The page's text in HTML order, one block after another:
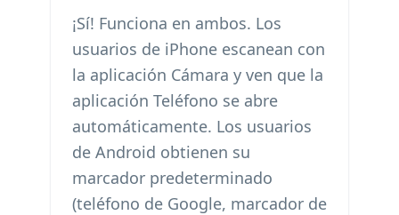
¡Sí! Funciona en ambos. Los
usuarios de iPhone escanean con
la aplicación Cámara y ven que la
aplicación Teléfono se abre
automáticamente. Los usuarios
de Android obtienen su
marcador predeterminado
(teléfono de Google, marcador de